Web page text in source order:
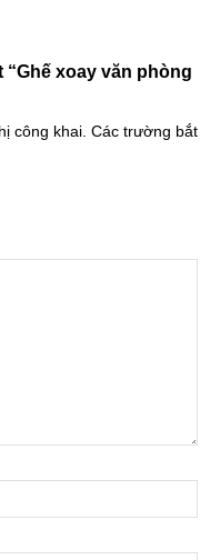
xoay văn phòng
công khai. Các trường bắt